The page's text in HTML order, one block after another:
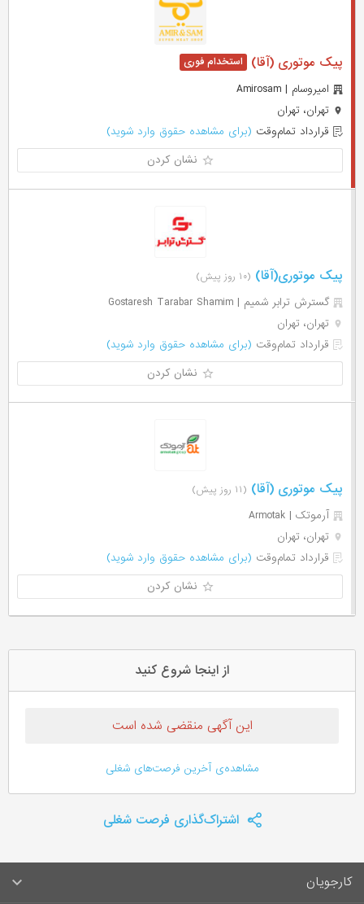
پیک موتوری (آقا)
امیروسام | Amirosam
تهران، تهران
قرارداد تمام‌وقت (برای مشاهده حقوق وارد شوید)
نشان کردن
پیک موتوری(آقا) (۱۰ روز پیش)
گسترش ترابر شمیم | Gostaresh Tarabar Shamim
تهران، تهران
قرارداد تمام‌وقت (برای مشاهده حقوق وارد شوید)
نشان کردن
پیک موتوری (آقا) (۱۱ روز پیش)
آرموتک | Armotak
تهران، تهران
قرارداد تمام‌وقت (برای مشاهده حقوق وارد شوید)
نشان کردن
از اینجا شروع کنید
این آگهی منقضی شده است
مشاهده‌ی آخرین فرصت‌های شغلی
اشتراک‌گذاری فرصت شغلی
کارجویان